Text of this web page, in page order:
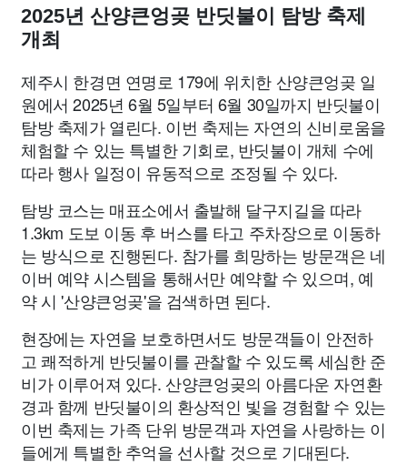
2025년 산양큰엉곶 반딧불이 탐방 축제
개최
제주시 한경면 연명로 179에 위치한 산양큰엉곶 일
원에서 2025년 6월 5일부터 6월 30일까지 반딧불이
탐방 축제가 열린다. 이번 축제는 자연의 신비로움을
체험할 수 있는 특별한 기회로, 반딧불이 개체 수에
따라 행사 일정이 유동적으로 조정될 수 있다.
탐방 코스는 매표소에서 출발해 달구지길을 따라
1.3km 도보 이동 후 버스를 타고 주차장으로 이동하
는 방식으로 진행된다. 참가를 희망하는 방문객은 네
이버 예약 시스템을 통해서만 예약할 수 있으며, 예
약 시 '산양큰엉곶'을 검색하면 된다.
현장에는 자연을 보호하면서도 방문객들이 안전하
고 쾌적하게 반딧불이를 관찰할 수 있도록 세심한 준
비가 이루어져 있다. 산양큰엉곶의 아름다운 자연환
경과 함께 반딧불이의 환상적인 빛을 경험할 수 있는
이번 축제는 가족 단위 방문객과 자연을 사랑하는 이
들에게 특별한 추억을 선사할 것으로 기대된다.